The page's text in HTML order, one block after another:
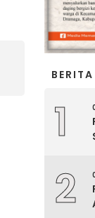
1
2